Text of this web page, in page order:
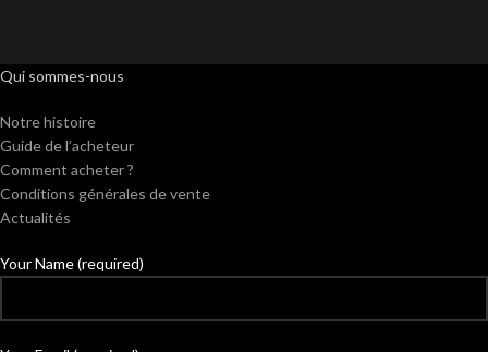
Qui sommes-nous
Notre histoire
Guide de l’acheteur
Comment acheter ?
Conditions générales de vente
Actualités
Your Name (required)